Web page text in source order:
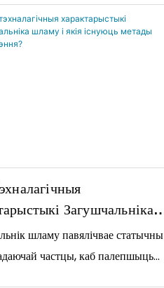
Загушчальніка
Якія Існуюць Метады
шламу павялічвае статычны
частцы, каб палепшыць…